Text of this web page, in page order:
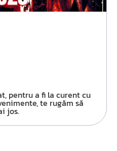
pentru a fi la curent cu
te rugăm să
jos.